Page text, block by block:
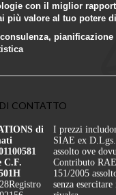
con il miglior
più valore al tuo potere
CONTATTO
di
C.F.
Registro
I prezzi
SIAE ex
assolto ove
Contributo
151/2005
senza